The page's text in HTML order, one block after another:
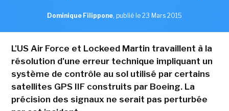
Dominique Filippone, publié le 23 Mars 2015
L'US Air Force et Lockeed Martin travaillent à la
résolution d'une erreur technique impliquant un
système de contrôle au sol utilisé par certains
satellites GPS IIF construits par Boeing. La
précision des signaux ne serait pas perturbée